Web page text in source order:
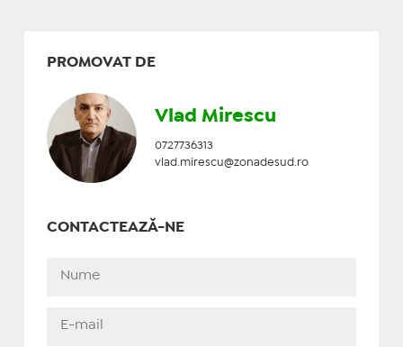
PROMOVAT DE
Vlad Mirescu
0727736313
vlad.mirescu@zonadesud.ro
CONTACTEAZĂ-NE